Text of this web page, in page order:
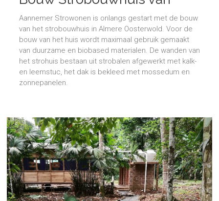
start
Aannemer Strowonen is onlangs gestart met de bouw
van het strobouwhuis in Almere Oosterwold. Voor de
bouw van het huis wordt maximaal gebruik gemaakt
van duurzame en biobased materialen. De wanden van
het strohuis bestaan uit strobalen afgewerkt met kalk-
en leemstuc, het dak is bekleed met mossedum en
zonnepanelen.